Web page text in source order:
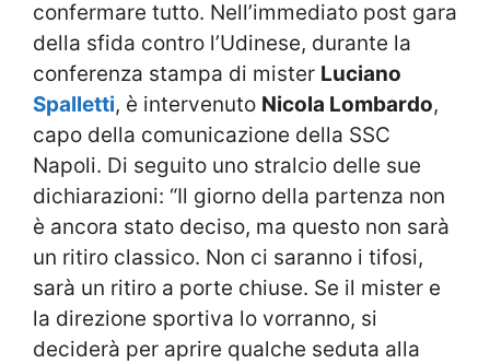
confermare tutto. Nell’immediato post gara
della sfida contro l’Udinese, durante la
conferenza stampa di mister Luciano
Spalletti, è intervenuto Nicola Lombardo,
capo della comunicazione della SSC
Napoli. Di seguito uno stralcio delle sue
dichiarazioni: “Il giorno della partenza non
è ancora stato deciso, ma questo non sarà
un ritiro classico. Non ci saranno i tifosi,
sarà un ritiro a porte chiuse. Se il mister e
la direzione sportiva lo vorranno, si
deciderà per aprire qualche seduta alla